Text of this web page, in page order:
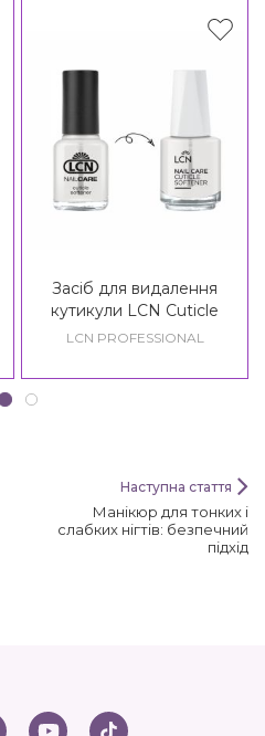
Засіб для видалення
кутикули LCN Cuticle
Softener
LCN PROFESSIONAL
Наступна стаття
Манікюр для тонких і
слабких нігтів: безпечний
підхід